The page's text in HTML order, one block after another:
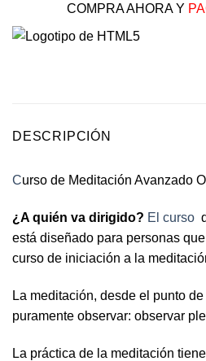
COMPRA AHORA Y
DESCRIPCIÓN
Curso de Meditación Avanzado
¿A quién va dirigido? El curso
está diseñado para personas
curso de iniciación a la
La meditación, desde el punto de
puramente observar: observar
La práctica de la meditación